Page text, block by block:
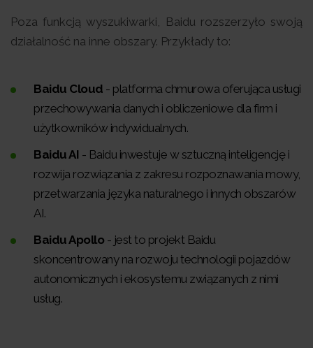
Poza funkcją wyszukiwarki, Baidu rozszerzyło swoją
działalność na inne obszary. Przykłady to:
Baidu Cloud - platforma chmurowa oferująca usługi
przechowywania danych i obliczeniowe dla firm i
użytkowników indywidualnych.
Baidu AI - Baidu inwestuje w sztuczną inteligencję i
rozwija rozwiązania z zakresu rozpoznawania mowy,
przetwarzania języka naturalnego i innych obszarów
AI.
Baidu Apollo - jest to projekt Baidu
skoncentrowany na rozwoju technologii pojazdów
autonomicznych i ekosystemu związanych z nimi
usług.